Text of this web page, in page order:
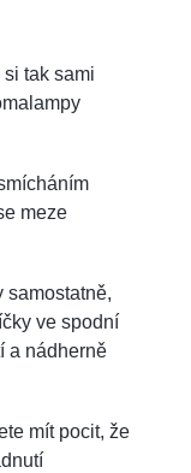
tak sami
meze
samostatně,
ve spodní
a nádherně
mít pocit, že